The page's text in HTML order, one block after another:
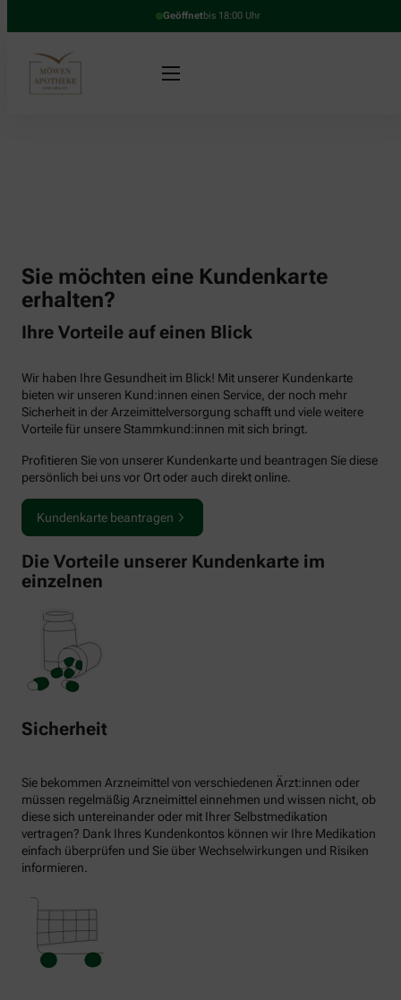
Geöffnetbis 18:00 Uhr
Sie möchten eine Kundenkarte
erhalten?
Ihre Vorteile auf einen Blick
Wir haben Ihre Gesundheit im Blick! Mit unserer Kundenkarte
bieten wir unseren Kund:innen einen Service, der noch mehr
Sicherheit in der Arzeimittelversorgung schafft und viele weitere
Vorteile für unsere Stammkund:innen mit sich bringt.
Profitieren Sie von unserer Kundenkarte und beantragen Sie diese
persönlich bei uns vor Ort oder auch direkt online.
Kundenkarte beantragen
Die Vorteile unserer Kundenkarte im
einzelnen
Sicherheit
Sie bekommen Arzneimittel von verschiedenen Ärzt:innen oder
müssen regelmäßig Arzneimittel einnehmen und wissen nicht, ob
diese sich untereinander oder mit Ihrer Selbstmedikation
vertragen? Dank Ihres Kundenkontos können wir Ihre Medikation
einfach überprüfen und Sie über Wechselwirkungen und Risiken
informieren.